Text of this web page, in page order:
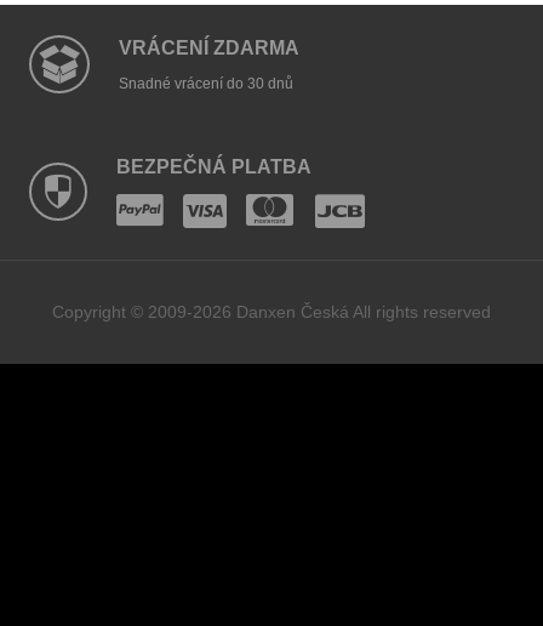
VRÁCENÍ ZDARMA
Snadné vrácení do 30 dnů
BEZPEČNÁ PLATBA
Copyright © 2009-2026 Danxen Česká All rights reserved